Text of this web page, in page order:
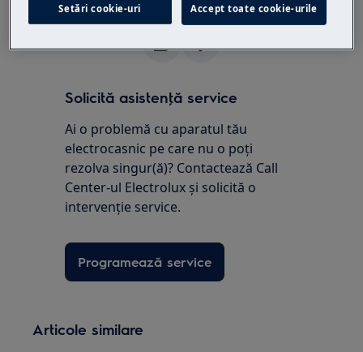
A fost util acest articol?
Solicită asistenţă service
Ai o problemă cu aparatul tău
electrocasnic pe care nu o poţi
rezolva singur(ă)? Contactează Call
Center-ul Electrolux și solicită o
intervenţie service.
Programează service
Articole similare
Setări cookie-uri Accept toate cookie-urile